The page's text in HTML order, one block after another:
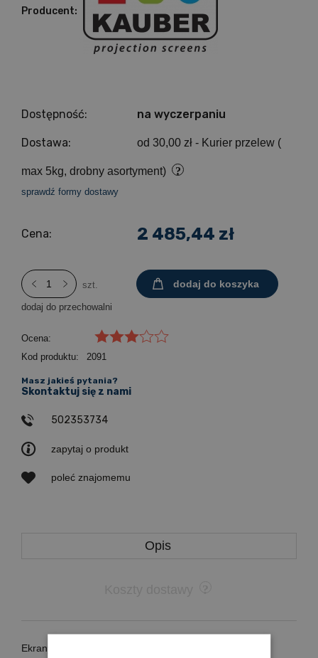
Producent:
Dostępność: na wyczerpaniu
Dostawa: od 30,00 zł - Kurier przelew (
max 5kg, drobny asortyment)
sprawdź formy dostawy
Cena: 2 485,44 zł
szt. dodaj do koszyka
dodaj do przechowalni
Ocena:
Kod produktu:
2091
zapytaj o produkt
poleć znajomemu
Masz jakieś pytania?
Skontaktuj się z nami
502353734
Opis
Ekrany Mid King to doskonałe rozwiązanie dla sal